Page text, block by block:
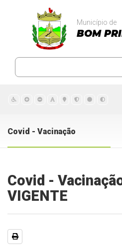
Município de
BOM
Covid - Vacinação
Covid -
VIGENTE